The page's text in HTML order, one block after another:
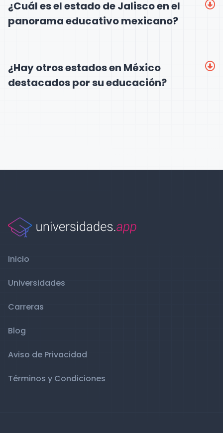
¿Cuál es el estado de Jalisco en el
panorama educativo mexicano?
¿Hay otros estados en México
destacados por su educación?
Inicio
Universidades
Carreras
Blog
Aviso de Privacidad
Términos y Condiciones